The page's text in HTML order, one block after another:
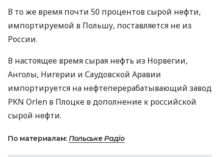
В то же время почти 50 процентов сырой нефти,
импортируемой в Польшу, поставляется не из
России.
В настоящее время сырая нефть из Норвегии,
Анголы, Нигерии и Саудовской Аравии
импортируется на нефтеперерабатывающий завод
PKN Orlen в Плоцке в дополнение к российской
сырой нефти.
По материалам: Польське Радіо